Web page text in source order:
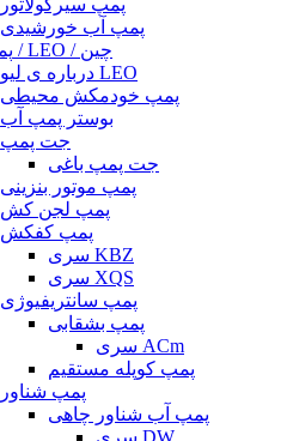
پمپ آب خورشیدی
پمپ لیو / LEO / چین
درباره ی لیو LEO
پمپ خودمکش محیطی
بوستر پمپ آب
جت پمپ
جت پمپ باغی
پمپ موتور بنزینی
پمپ لجن کش
پمپ کفکش
سری KBZ
سری XQS
پمپ سانتریفیوژی
پمپ بشقابی
سری ACm
پمپ کوپله مستقیم
پمپ شناور
پمپ آب شناور چاهی
سری DW